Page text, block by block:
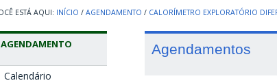
INÍCIO / AGENDAMENTO / CALORÍMETRO EXPLORATÓRIO
AGENDAMENTO
Calendário
Agendamentos